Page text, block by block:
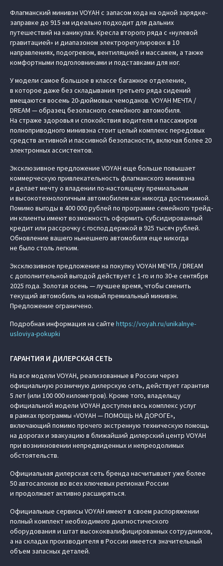
Флагманский минивэн VOYAH с запасом хода на одной зарядке-
заправке до 915 км идеально подходит для дальних
путешествий на каникулах. Кресла второго ряда с «нулевой
гравитацией» и диапазоном электрорегулировок в 10
направлениях, подогревом, вентиляцией и массажем, а также
комфортными подголовниками и подставками для ног.
У модели самое большое в классе багажное отделение,
в которое даже без складывания третьего ряда сидений
вмещаются восемь 20-дюймовых чемоданов. VOYAH МЕЧТА /
DREAM — образец безопасного семейного автомобиля.
На страже здоровья и спокойствия водителя и пассажиров
полноприводного минивэна стоит целый комплекс передовых
средств активной и пассивной безопасности, включая более 20
электронных ассистентов.
Эксклюзивное предложение VOYAH еще больше повышает
коммерческую привлекательность флагманского минивэна
и делает мечту о владении по-настоящему премиальным
и высокотехнологичным автомобилем как никогда достижимой.
Помимо выгоды в 400 000 рублей по программе семейного трейд-
ин клиенты имеют возможность оформить субсидированный
кредит или рассрочку с господдержкой в 925 тысяч рублей.
Обновление вашего нынешнего автомобиля еще никогда
не было столь легким.
Эксклюзивное предложение на покупку VOYAH МЕЧТА / DREAM
с дополнительной выгодой действует с 1-го и по 30-е сентября
2025 года. Золотая осень — лучшее время, чтобы сменить
текущий автомобиль на новый премиальный минивэн.
Предложение ограничено.
Подробная информация на сайте https://voyah.ru/unikalnye-
usloviya-pokupki
ГАРАНТИЯ И ДИЛЕРСКАЯ СЕТЬ
На все модели VOYAH, реализованные в России через
официальную розничную дилерскую сеть, действует гарантия
5 лет (или 100 000 километров). Кроме того, владельцу
официальной модели VOYAH доступен весь комплекс услуг
в рамках программы «VOYAH — ПОМОЩЬ НА ДОРОГЕ»,
включающий помимо прочего экстренную техническую помощь
на дорогах и эвакуацию в ближайший дилерский центр VOYAH
при возникновении непредвиденных и непреодолимых
обстоятельств.
Официальная дилерская сеть бренда насчитывает уже более
50 автосалонов во всех ключевых регионах России
и продолжает активно расширяться.
Официальные сервисы VOYAH имеют в своем распоряжении
полный комплект необходимого диагностического
оборудования и штат высококвалифицированных сотрудников,
а на складах производителя в России имеется значительный
объем запасных деталей.